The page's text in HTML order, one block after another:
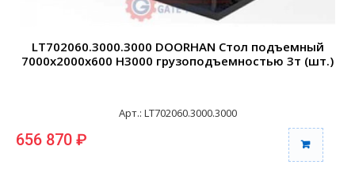
LT702060.3000.3000 DOORHAN Стол подъемный
7000х2000х600 Н3000 грузоподъемностью 3т (шт.)
Арт.: LT702060.3000.3000
656 870 ₽